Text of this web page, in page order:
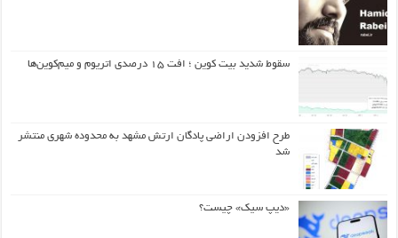
سقوط شدید بیت کوین ؛ افت ۱۵ درصدی اتریوم و میم‌کوین‌ها
طرح افزودن اراضی پادگان ارتش مشهد به محدوده شهری منتشر
شد
«دیپ سیک» چیست؟